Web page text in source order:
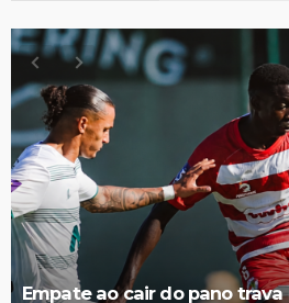
Empate ao cair do pano